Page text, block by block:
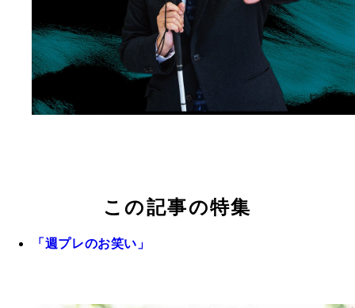
この記事の特集
「週プレのお笑い」